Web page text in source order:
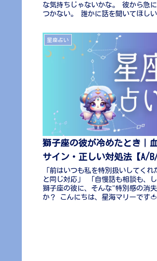
な気持ちじゃないかな。 彼から急
つかない。 誰かに話を聞いてほし
星座占い
獅子座の彼が冷めたとき｜
サイン・正しい対処法【A/B/
「前はいつも私を特別扱いしてく
と同じ対応」 「自慢話も相談も、
獅子座の彼に、そんな"特別感の消
か？ こんにちは、星海マリーです